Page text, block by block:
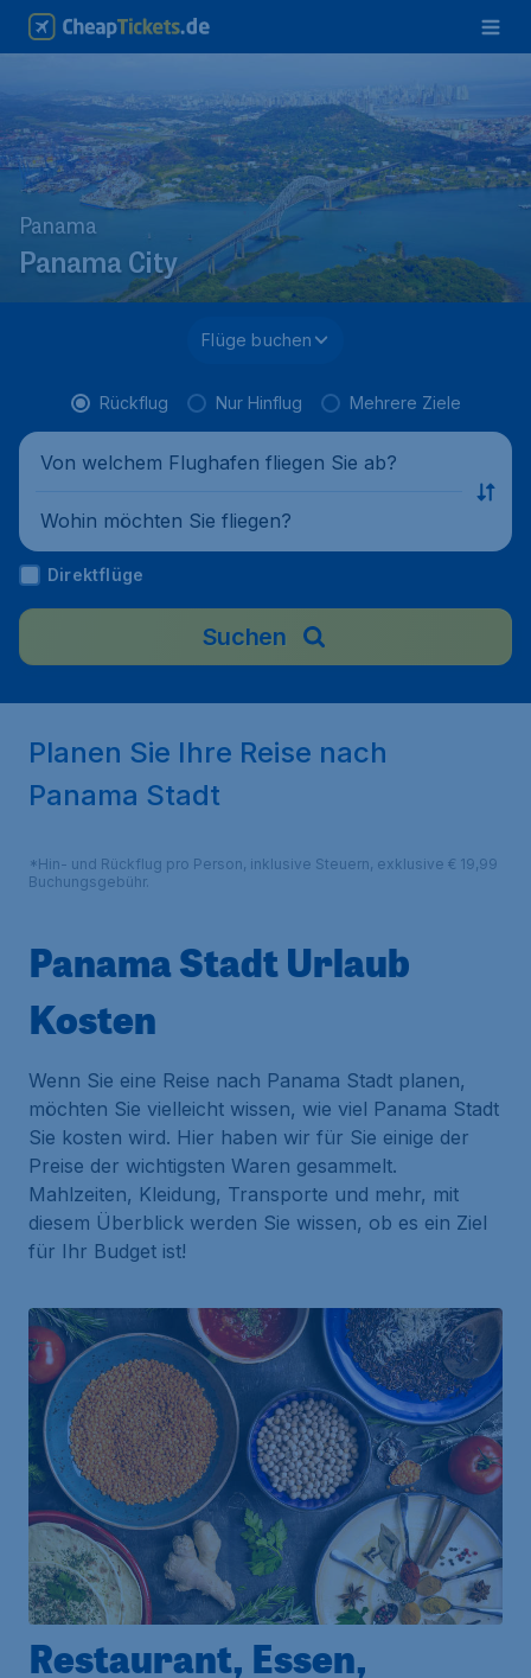
Panama
Panama City
Flüge buchen
Rückflug Nur Hinflug Mehrere Ziele
Von welchem Flughafen fliegen Sie ab?
Wohin möchten Sie fliegen?
Direktflüge
Suchen
Planen Sie Ihre Reise nach
Panama Stadt
*Hin- und Rückflug pro Person, inklusive Steuern, exklusive € 19,99
Buchungsgebühr.
Panama Stadt Urlaub
Kosten
Wenn Sie eine Reise nach Panama Stadt planen,
möchten Sie vielleicht wissen, wie viel Panama Stadt
Sie kosten wird. Hier haben wir für Sie einige der
Preise der wichtigsten Waren gesammelt.
Mahlzeiten, Kleidung, Transporte und mehr, mit
diesem Überblick werden Sie wissen, ob es ein Ziel
für Ihr Budget ist!
Restaurant, Essen,